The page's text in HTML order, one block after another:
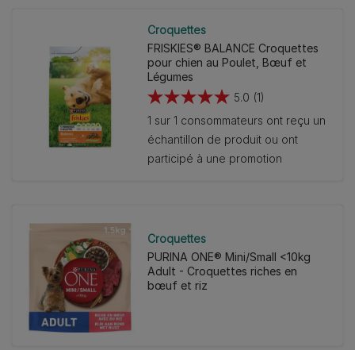
Croquettes
FRISKIES® BALANCE Croquettes
pour chien au Poulet, Bœuf et
Légumes
5.0 (1)
5.0
sur
5
étoiles.
1 sur 1 consommateurs ont reçu un
échantillon de produit ou ont
participé à une promotion
Croquettes
PURINA ONE® Mini/Small <10kg
Adult - Croquettes riches en
bœuf et riz